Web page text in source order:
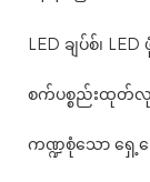
LED ချပ်စ်၊
စက်ပစ္စည်းထုတ်
ကဏ္ဍစုံသော ရှေ့ပြ